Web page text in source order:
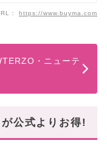
： https://www.buyma.com
・ニューテ
公式よりお得!